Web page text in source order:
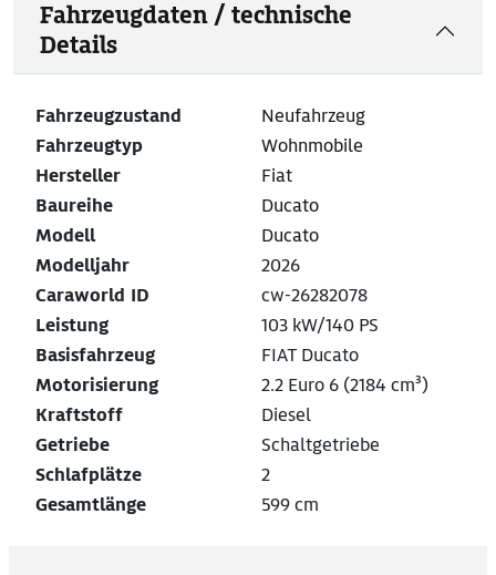
Fahrzeugdaten / technische
Details
Fahrzeugzustand
Neufahrzeug
Fahrzeugtyp
Wohnmobile
Hersteller
Fiat
Baureihe
Ducato
Modell
Ducato
Modelljahr
2026
Caraworld ID
cw-26282078
Leistung
103 kW/140 PS
Basisfahrzeug
FIAT Ducato
Motorisierung
2.2 Euro 6 (2184 cm³)
Kraftstoff
Diesel
Getriebe
Schaltgetriebe
Schlafplätze
2
Gesamtlänge
599 cm